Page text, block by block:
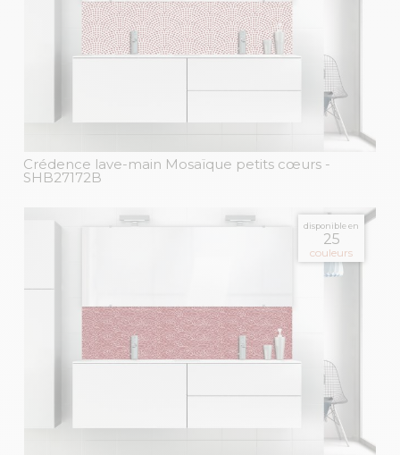
Crédence lave-main Mosaïque petits cœurs -
SHB27172B
disponible en
25
couleurs